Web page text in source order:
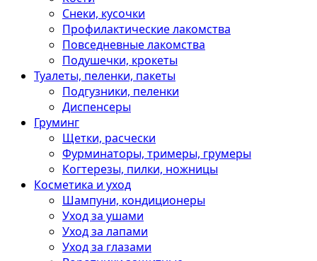
Снеки, кусочки
Профилактические лакомства
Повседневные лакомства
Подушечки, крокеты
Туалеты, пеленки, пакеты
Подгузники, пеленки
Диспенсеры
Груминг
Щетки, расчески
Фурминаторы, тримеры, грумеры
Когтерезы, пилки, ножницы
Косметика и уход
Шампуни, кондиционеры
Уход за ушами
Уход за лапами
Уход за глазами